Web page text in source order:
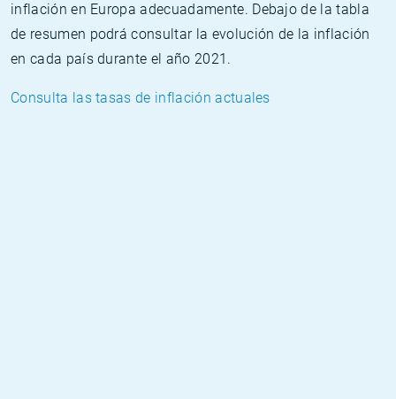
inflación en Europa adecuadamente. Debajo de la tabla
de resumen podrá consultar la evolución de la inflación
en cada país durante el año 2021.
Consulta las tasas de inflación actuales